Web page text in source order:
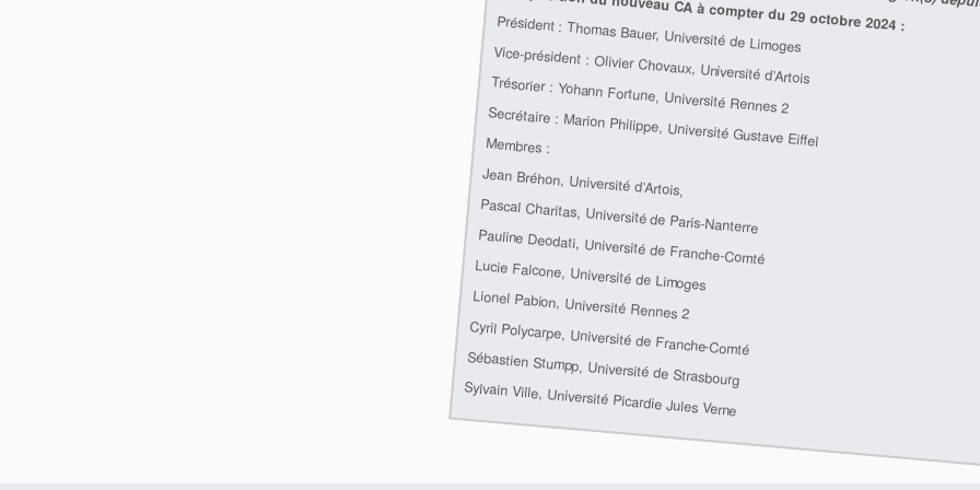
Président : Thomas Bauer, Université de Limoges
Vice-président : Olivier Chovaux, Université d’Artois
Trésorier : Yohann Fortune, Université Rennes 2
Secrétaire : Marion Philippe, Université Gustave Eiffel
Membres :
Jean Bréhon, Université d’Artois,
Pascal Charitas, Université de Paris-Nanterre
Pauline Deodati, Université de Franche-Comté
Lucie Falcone, Université de Limoges
Lionel Pabion, Université Rennes 2
Cyril Polycarpe, Université de Franche-Comté
Sébastien Stumpp, Université de Strasbourg
Sylvain Ville, Université Picardie Jules Verne